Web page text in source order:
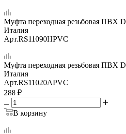
Муфта переходная резьбовая ПВХ
Италия
Арт.RS11090HPVC
Муфта переходная резьбовая ПВХ
Италия
Арт.RS11020APVC
288 ₽
В корзину